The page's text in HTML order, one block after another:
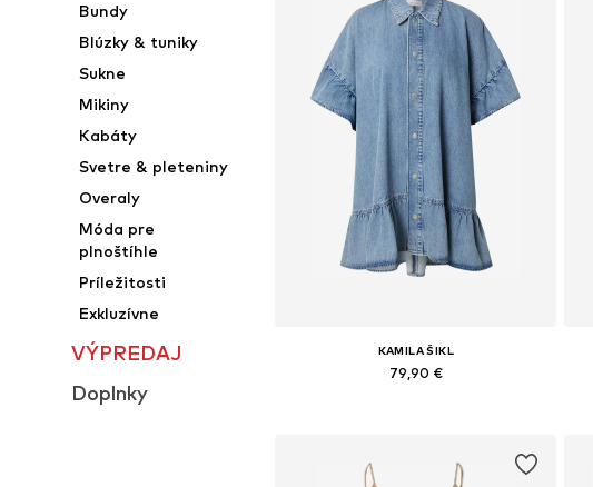
Bundy
Blúzky & tuniky
Sukne
Mikiny
Kabáty
Svetre & pleteniny
Overaly
Móda pre
plnoštíhle
Príležitosti
Exkluzívne
VÝPREDAJ
Doplnky
KAMILA ŠIKL
79,90 €